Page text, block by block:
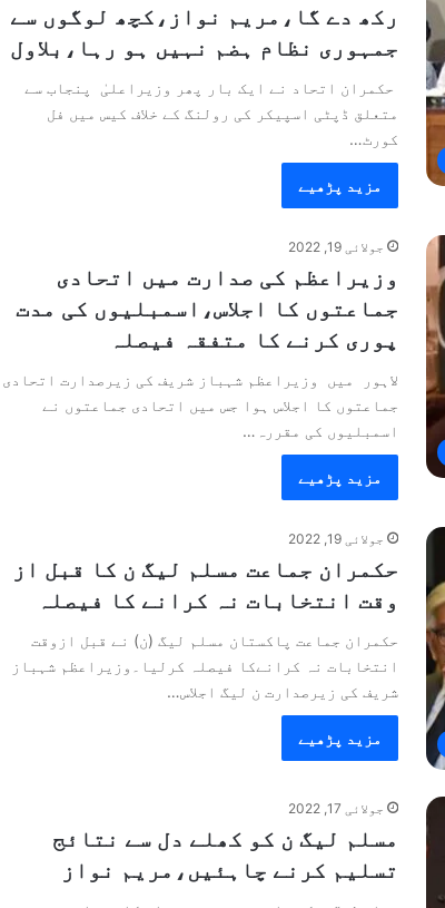
رکھ دے گا،مریم نواز،کچھ لوگوں سے
جمہوری نظام ہضم نہیں ہو رہا،بلاول
حکمران اتحاد نے ایک بار پھر وزیراعلیٰ پنجاب سے
متعلق ڈپٹی اسپیکر کی رولنگ کے خلاف کیس میں فل
کورٹ…
مزید پڑھیے
جولائی 19, 2022
وزیراعظم کی صدارت میں اتحادی
جماعتوں کا اجلاس،اسمبلیوں کی مدت
پوری کرنے کا متفقہ فیصلہ
لاہور میں وزیراعظم شہباز شریف کی زیرصدارت اتحادی
جماعتوں کا اجلاس ہوا جس میں اتحادی جماعتوں نے
اسمبلیوں کی مقررہ…
مزید پڑھیے
جولائی 19, 2022
حکمران جماعت مسلم لیگ ن کا قبل از
وقت انتخابات نہ کرانے کا فیصلہ
حکمران جماعت پاکستان مسلم لیگ (ن) نے قبل ازوقت
انتخابات نہ کرانےکا فیصلہ کرلیا۔وزیراعظم شہباز
شریف کی زیرصدارت ن لیگ اجلاس…
مزید پڑھیے
جولائی 17, 2022
مسلم لیگ ن کو کھلے دل سے نتائج
تسلیم کرنے چاہئیں،مریم نواز